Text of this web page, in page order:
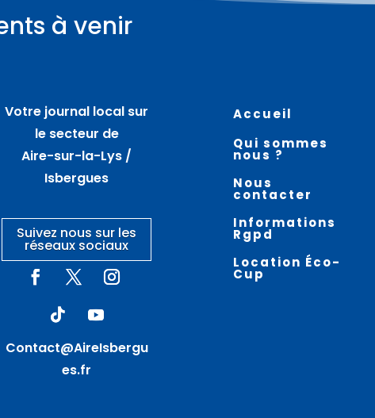
à venir
LA LYS
août
La vieille ville en
randonnée –
THEROUANNE
travers
Votre journal local sur
le secteur de
Aire-sur-la-Lys /
Isbergues
Suivez nous sur les
réseaux sociaux
Contact@AireIsbergu
es.fr
Accueil
Qui sommes
nous ?
Nous
contacter
Informations
Rgpd
Location Éco-
Cup